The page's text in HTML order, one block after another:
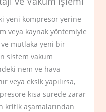
yeni kompresör yerine
veya kaynak yöntemiyle
mutlaka yeni bir
sistem vakum
nem ve hava
veya eksik yapılırsa,
kısa sürede zarar
kritik aşamalarından